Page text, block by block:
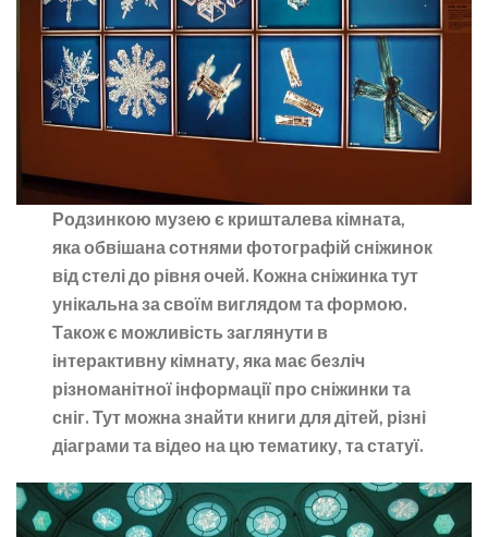
Родзинкою музею є кришталева кімната,
яка обвішана сотнями фотографій сніжинок
від стелі до рівня очей. Кожна сніжинка тут
унікальна за своїм виглядом та формою.
Також є можливість заглянути в
інтерактивну кімнату, яка має безліч
різноманітної інформації про сніжинки та
сніг. Тут можна знайти книги для дітей, різні
діаграми та відео на цю тематику, та статуї.